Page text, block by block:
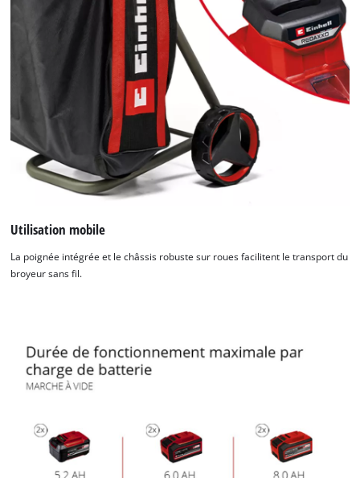
Utilisation mobile
La poignée intégrée et le châssis robuste sur roues facilitent le transport du
broyeur sans fil.